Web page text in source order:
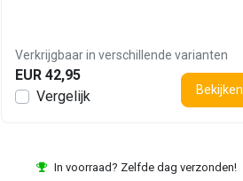
Verkrijgbaar in verschillende varianten
EUR 42,95
Vergelijk
Bekijken
In voorraad? Zelfde dag verzonden!